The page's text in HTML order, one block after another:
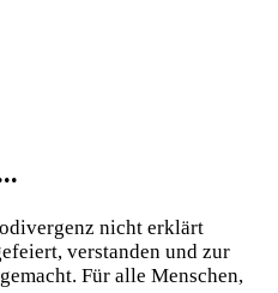
nicht erklärt
verstanden und zur
Für alle Menschen,